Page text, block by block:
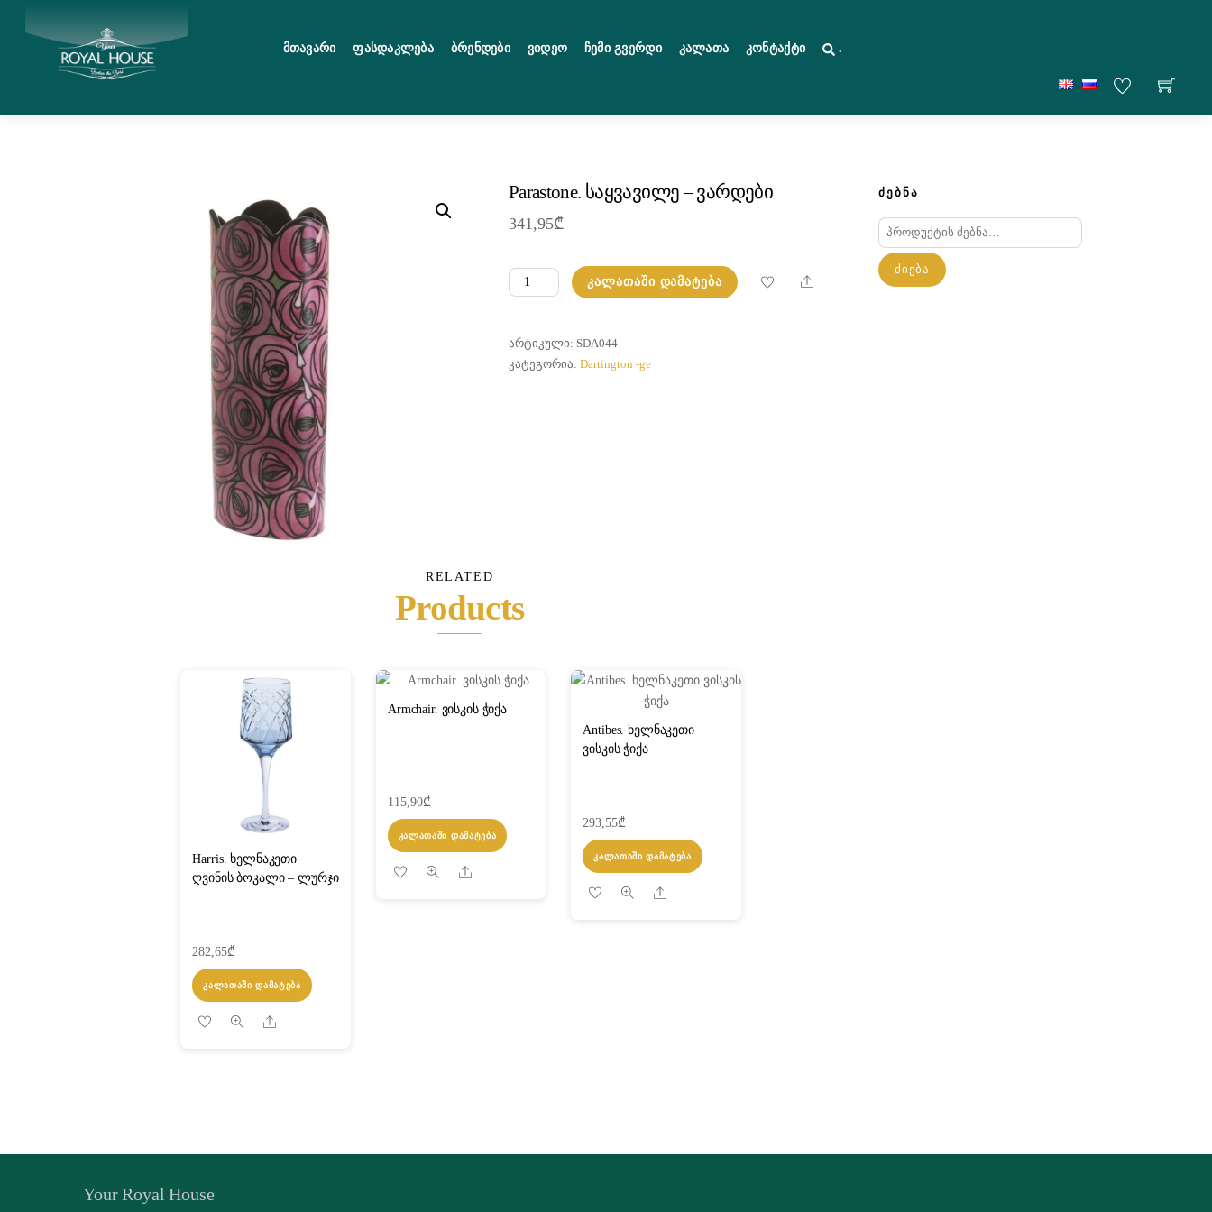
Მთავარი Ფასდაკლება Ბრენდები Ვიდეო Ჩემი Გვერდი Კალათა Კონტაქტი .
Parastone. საყვავილე – ვარდები
341,95₾
რაოდენობა:
Parastone.
-
ვარდები
ᲙᲐᲚᲐᲗᲐᲨᲘ ᲓᲐᲛᲐᲢᲔᲑᲐ Share
ᲐᲠᲢᲘᲙᲣᲚᲘ: SDA044
ᲙᲐᲢᲔᲒᲝᲠᲘᲐ: Dartington -ge
RELATED
Products
Harris. ხელნაკეთი
ღვინის ბოკალი – ლურჯი
282,65₾
ᲙᲐᲚᲐᲗᲐᲨᲘ ᲓᲐᲛᲐᲢᲔᲑᲐ
Share
Armchair. ვისკის ჭიქა
115,90₾
ᲙᲐᲚᲐᲗᲐᲨᲘ ᲓᲐᲛᲐᲢᲔᲑᲐ
Share
Antibes. ხელნაკეთი
ვისკის ჭიქა
293,55₾
ᲙᲐᲚᲐᲗᲐᲨᲘ ᲓᲐᲛᲐᲢᲔᲑᲐ
Share
ᲫᲔᲑᲜᲐ
ძებნა:
ᲫᲘᲔᲑᲐ
Your Royal House